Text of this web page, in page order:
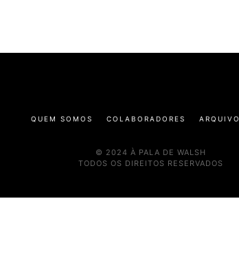
QUEM SOMOS COLABORADORES ARQUIVO
© 2024 À PALA DE WALSH
TODOS OS DIREITOS RESERVADOS